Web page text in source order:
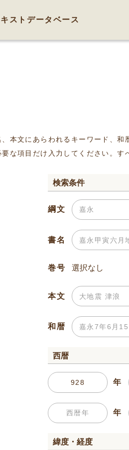
ストデータベース
本文にあらわれるキーワード、
要な項目だけ入力してください。
検索条件
綱文
書名
巻号
本文
和暦
西暦
年
年
緯度・経度